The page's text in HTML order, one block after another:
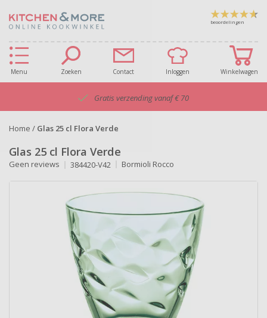
beoordelingen
Menu Zoeken Contact Inloggen Winkelwagen
Gratis verzending vanaf € 70
Home / Glas 25 cl Flora Verde
Glas 25 cl Flora Verde
Geen reviews 384420-V42 Bormioli Rocco